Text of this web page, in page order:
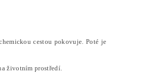
cestou pokovuje. Poté je
životním prostředí.